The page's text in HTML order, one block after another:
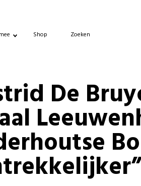
Shop Zoeken
De